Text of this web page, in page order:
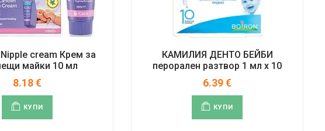
cream Крем за
майки 10 мл
8.18€
КУПИ
КАМИЛИЯ ДЕНТО БЕЙБИ
перорален разтвор 1 мл x 10
6.39€
КУПИ